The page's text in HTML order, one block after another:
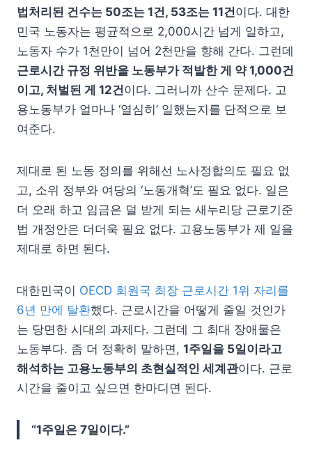
법처리된 건수는 50조는 1건, 53조는 11건이다. 대한
민국 노동자는 평균적으로 2,000시간 넘게 일하고,
노동자 수가 1천만이 넘어 2천만을 향해 간다. 그런데
근로시간 규정 위반을 노동부가 적발한 게 약 1,000건
이고, 처벌된 게 12건이다. 그러니까 산수 문제다. 고
용노동부가 얼마나 ‘열심히’ 일했는지를 단적으로 보
여준다.
제대로 된 노동 정의를 위해선 노사정합의도 필요 없
고, 소위 정부와 여당의 ‘노동개혁’도 필요 없다. 일은
더 오래 하고 임금은 덜 받게 되는 새누리당 근로기준
법 개정안은 더더욱 필요 없다. 고용노동부가 제 일을
제대로 하면 된다.
대한민국이 OECD 회원국 최장 근로시간 1위 자리를
6년 만에 탈환했다. 근로시간을 어떻게 줄일 것인가
는 당면한 시대의 과제다. 그런데 그 최대 장애물은
노동부다. 좀 더 정확히 말하면, 1주일을 5일이라고
해석하는 고용노동부의 초현실적인 세계관이다. 근로
시간을 줄이고 싶으면 한마디면 된다.
“1주일은 7일이다.”